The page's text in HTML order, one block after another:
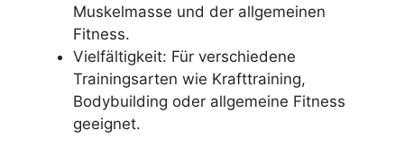
Muskelmasse und der allgemeinen
Fitness.
Vielfältigkeit: Für verschiedene
Trainingsarten wie Krafttraining,
Bodybuilding oder allgemeine Fitness
geeignet.